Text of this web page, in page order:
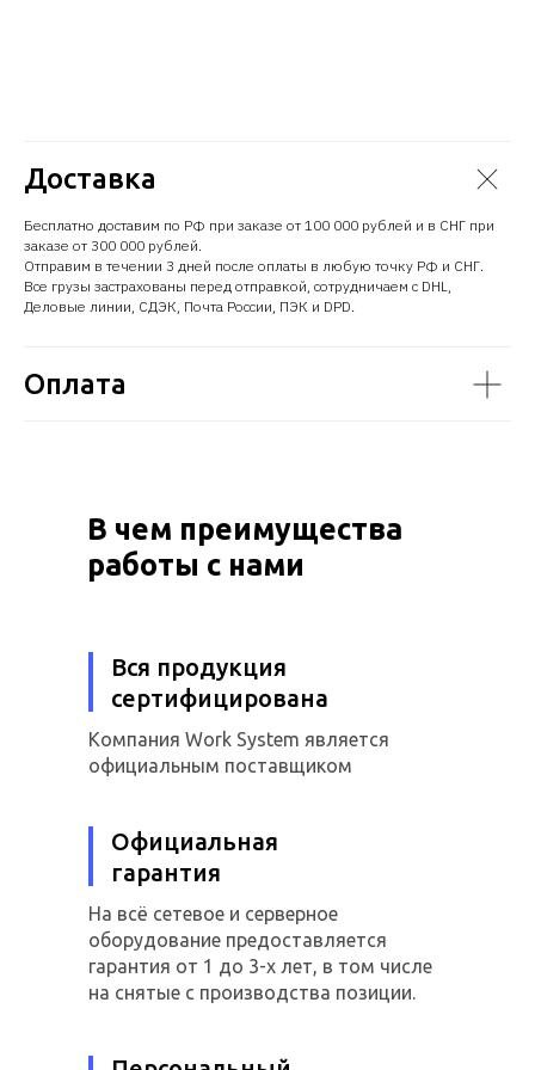
Доставка
Бесплатно доставим по РФ при заказе от 100 000 рублей и в СНГ при
заказе от 300 000 рублей.
Отправим в течении 3 дней после оплаты в любую точку РФ и СНГ.
Все грузы застрахованы перед отправкой, сотрудничаем с DHL,
Деловые линии, СДЭК, Почта России, ПЭК и DPD.
Оплата
В чем преимущества
работы с нами
Вся продукция
сертифицирована
Компания Work System является
официальным поставщиком
Официальная
гарантия
На всё сетевое и серверное
оборудование предоставляется
гарантия от 1 до 3-х лет, в том числе
на снятые с производства позиции.